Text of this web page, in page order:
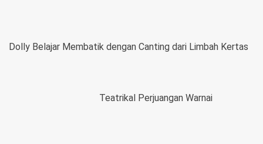
Dolly Belajar Membatik dengan Canting dari Limbah Kertas
Teatrikal Perjuangan Warnai